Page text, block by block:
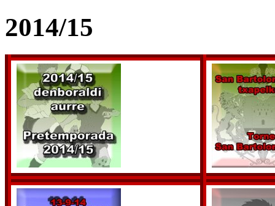
2014/15